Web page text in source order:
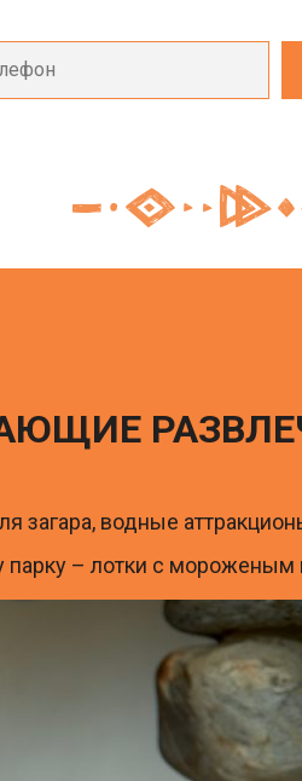
загара, водные
парку – лотки с мороженым